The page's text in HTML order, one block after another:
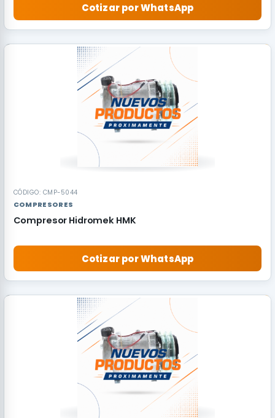
Cotizar por WhatsApp
CÓDIGO: CMP-5044
COMPRESORES
Compresor Hidromek HMK
Cotizar por WhatsApp